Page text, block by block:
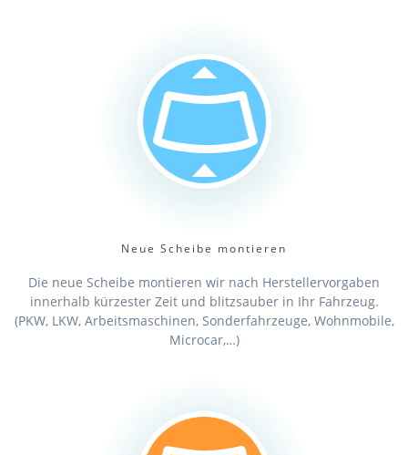
Neue Scheibe montieren
Die neue Scheibe montieren wir nach Herstellervorgaben
innerhalb kürzester Zeit und blitzsauber in Ihr Fahrzeug.
(PKW, LKW, Arbeitsmaschinen, Sonderfahrzeuge, Wohnmobile,
Microcar,…)